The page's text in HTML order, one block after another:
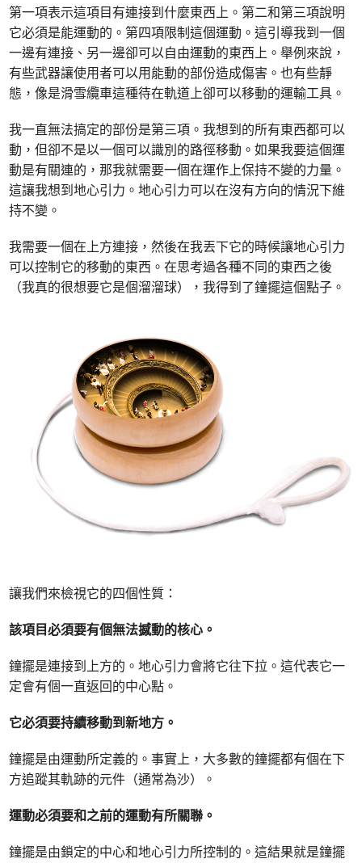
第一項表示這項目有連接到什麼東西上。第二和第三項說明
它必須是能運動的。第四項限制這個運動。這引導我到一個
一邊有連接、另一邊卻可以自由運動的東西上。舉例來說，
有些武器讓使用者可以用能動的部份造成傷害。也有些靜
態，像是滑雪纜車這種待在軌道上卻可以移動的運輸工具。
我一直無法搞定的部份是第三項。我想到的所有東西都可以
動，但卻不是以一個可以識別的路徑移動。如果我要這個運
動是有關連的，那我就需要一個在運作上保持不變的力量。
這讓我想到地心引力。地心引力可以在沒有方向的情況下維
持不變。
我需要一個在上方連接，然後在我丟下它的時候讓地心引力
可以控制它的移動的東西。在思考過各種不同的東西之後
（我真的很想要它是個溜溜球），我得到了鐘擺這個點子。
讓我們來檢視它的四個性質：
該項目必須要有個無法撼動的核心。
鐘擺是連接到上方的。地心引力會將它往下拉。這代表它一
定會有個一直返回的中心點。
它必須要持續移動到新地方。
鐘擺是由運動所定義的。事實上，大多數的鐘擺都有個在下
方追蹤其軌跡的元件（通常為沙）。
運動必須要和之前的運動有所關聯。
鐘擺是由鎖定的中心和地心引力所控制的。這結果就是鐘擺